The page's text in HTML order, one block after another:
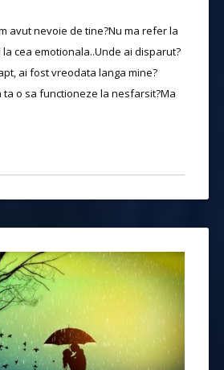
avut nevoie de tine?Nu ma refer la
cea emotionala..Unde ai disparut?
ai fost vreodata langa mine?
ta o sa functioneze la nesfarsit?Ma